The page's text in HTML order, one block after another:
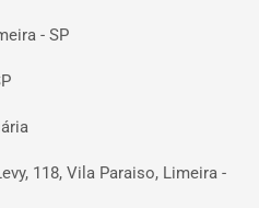
- SP
118, Vila Paraiso, Limeira -